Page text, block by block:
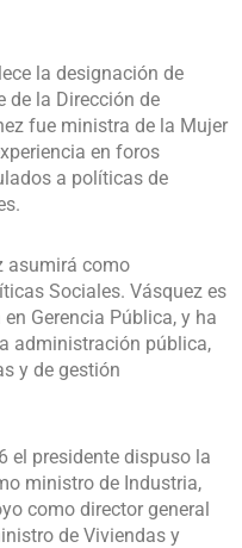
la designación de
de la Dirección de
fue ministra de la Mujer
en foros
a políticas de
asumirá como
Sociales. Vásquez es
Gerencia Pública, y ha
administración pública,
y de gestión
el presidente dispuso la
ministro de Industria,
como director general
de Viviendas y